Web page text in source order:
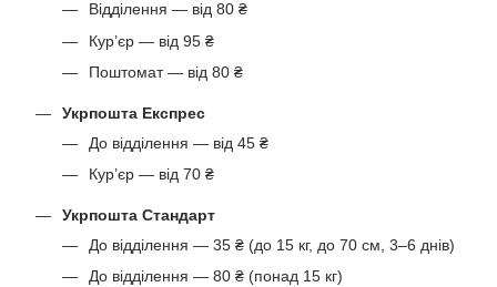
Відділення — від 80 ₴
Кур’єр — від 95 ₴
Поштомат — від 80 ₴
Укрпошта Експрес
До відділення — від 45 ₴
Кур’єр — від 70 ₴
Укрпошта Стандарт
До відділення — 35 ₴ (до 15 кг, до 70 см, 3–6 днів)
До відділення — 80 ₴ (понад 15 кг)